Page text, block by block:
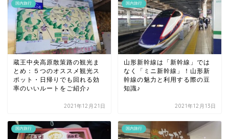
国内旅行
蔵王中央高原散策路の観光ま
とめ：５つのオススメ観光ス
ポット・日帰りでも回れる効
率のいいルートをご紹介♪
2021年12月21日
国内旅行
山形新幹線は「新幹線」では
なく「ミニ新幹線」！山形新
幹線の魅力と利用する際の豆
知識♪
2021年12月13日
国内旅行 国内旅行